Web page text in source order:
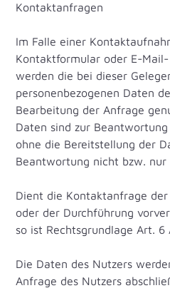
Kontaktanfragen
Im Falle einer
Kontaktformular oder E-
werden die bei dieser
personenbezogenen Daten
Bearbeitung der Anfrage
Daten sind zur
ohne die Bereitstellung der
Beantwortung nicht bzw. nur
Dient die Kontaktanfrage
oder der Durchführung
so ist Rechtsgrundlage Art. 6
Die Daten des Nutzers
Anfrage des Nutzers